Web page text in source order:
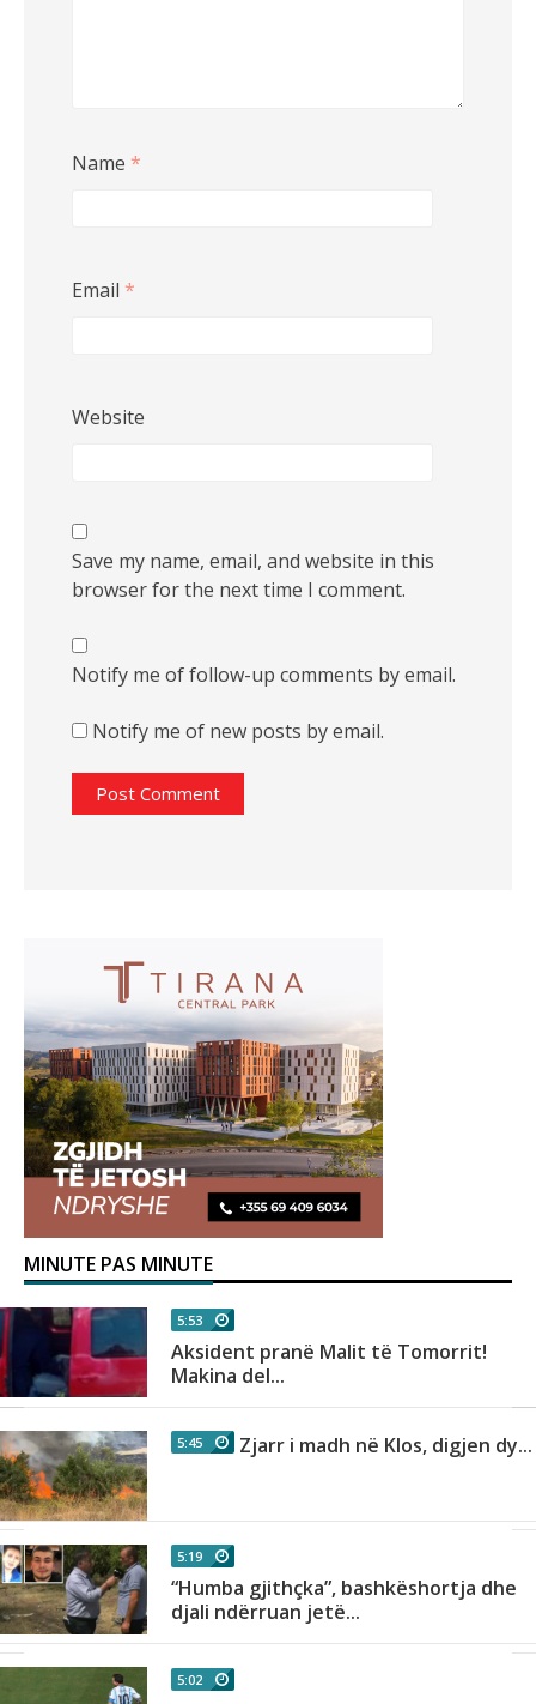
Name *
Email *
Website
Save my name, email, and website in this
browser for the next time I comment.
Notify me of follow-up comments by email.
Notify me of new posts by email.
MINUTE PAS MINUTE
5:53
Aksident pranë Malit të Tomorrit!
Makina del...
5:45 Zjarr i madh në Klos, digjen dy...
5:19
“Humba gjithçka”, bashkëshortja dhe
djali ndërruan jetë...
5:02